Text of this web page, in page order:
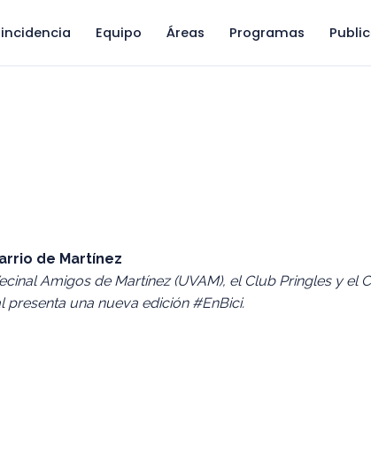
Equipo Áreas Programas
de Martínez
Amigos de Martínez (UVAM), el Club Pringles y el
una nueva edición #EnBici.